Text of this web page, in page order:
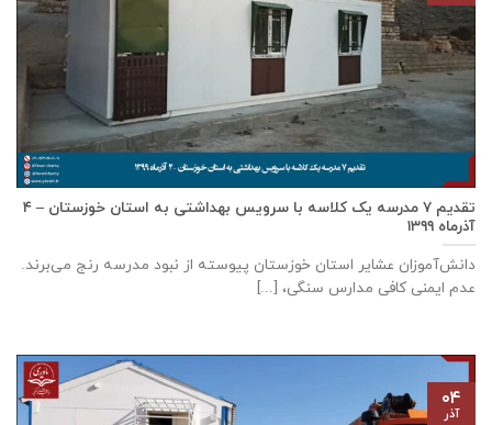
تقدیم ۷ مدرسه یک کلاسه با سرويس بهداشتی به استان خوزستان – ۴
آذر‌ماه ۱۳۹۹
دانش‌آموزان عشایر استان خوزستان پيوسته از نبود مدرسه رنج می‌برند.
عدم ایمنی کافی مدارس سنگی، [...]
۰۴
آذر